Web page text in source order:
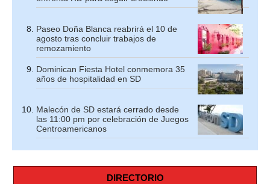
Paseo Doña Blanca reabrirá el 10 de
agosto tras concluir trabajos de
remozamiento
Dominican Fiesta Hotel conmemora 35
años de hospitalidad en SD
Malecón de SD estará cerrado desde
las 11:00 pm por celebración de Juegos
Centroamericanos
DIRECTORIO